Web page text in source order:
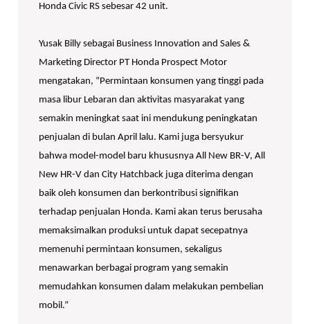
Honda Civic RS sebesar 42 unit.
Yusak Billy sebagai Business Innovation and Sales &
Marketing Director PT Honda Prospect Motor
mengatakan, “Permintaan konsumen yang tinggi pada
masa libur Lebaran dan aktivitas masyarakat yang
semakin meningkat saat ini mendukung peningkatan
penjualan di bulan April lalu. Kami juga bersyukur
bahwa model-model baru khususnya All New BR-V, All
New HR-V dan City Hatchback juga diterima dengan
baik oleh konsumen dan berkontribusi signifikan
terhadap penjualan Honda. Kami akan terus berusaha
memaksimalkan produksi untuk dapat secepatnya
memenuhi permintaan konsumen, sekaligus
menawarkan berbagai program yang semakin
memudahkan konsumen dalam melakukan pembelian
mobil.”